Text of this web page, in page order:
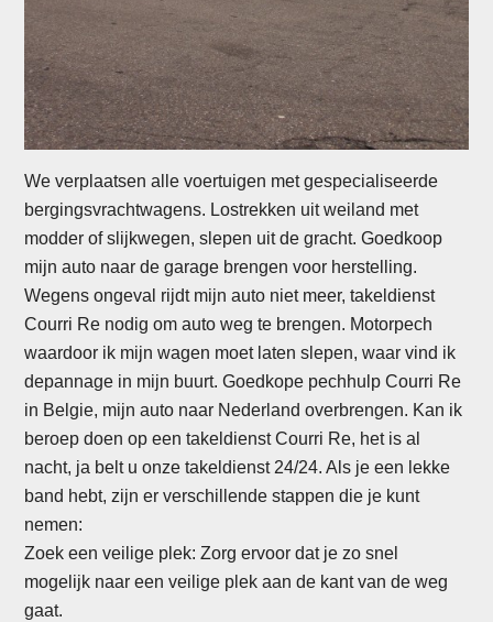
We verplaatsen alle voertuigen met gespecialiseerde
bergingsvrachtwagens. Lostrekken uit weiland met
modder of slijkwegen, slepen uit de gracht. Goedkoop
mijn auto naar de garage brengen voor herstelling.
Wegens ongeval rijdt mijn auto niet meer, takeldienst
Courri Re nodig om auto weg te brengen. Motorpech
waardoor ik mijn wagen moet laten slepen, waar vind ik
depannage in mijn buurt. Goedkope pechhulp Courri Re
in Belgie, mijn auto naar Nederland overbrengen. Kan ik
beroep doen op een takeldienst Courri Re, het is al
nacht, ja belt u onze takeldienst 24/24. Als je een lekke
band hebt, zijn er verschillende stappen die je kunt
nemen:
Zoek een veilige plek: Zorg ervoor dat je zo snel
mogelijk naar een veilige plek aan de kant van de weg
gaat.